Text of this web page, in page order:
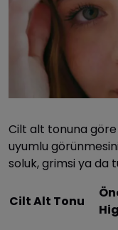
Cilt alt tonuna
uyumlu
soluk, grimsi ya da
Cilt Alt Tonu